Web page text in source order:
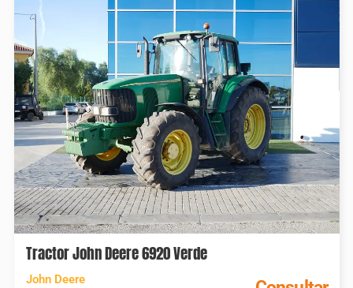
Tractor John Deere 6920 Verde
John Deere